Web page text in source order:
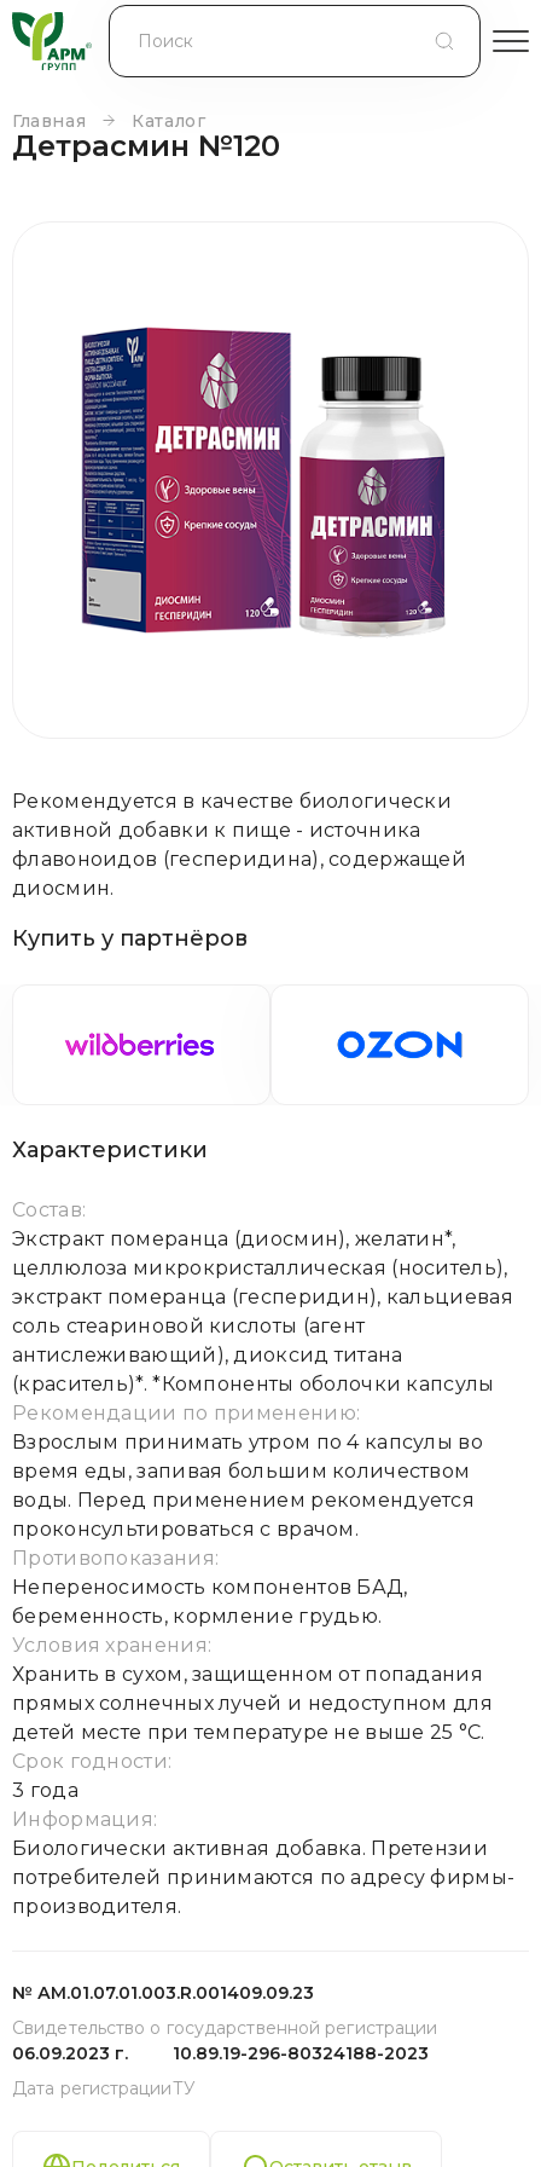
КОНТРАКТНОЕ ПРОИЗВОДСТВО
Главная Каталог
Детрасмин №120
Рекомендуется в качестве биологически
активной добавки к пище - источника
флавоноидов (гесперидина), содержащей
диосмин.
Купить у партнёров
Характеристики
Состав:
Экстракт померанца (диосмин), желатин*,
целлюлоза микрокристаллическая (носитель),
экстракт померанца (гесперидин), кальциевая
соль стеариновой кислоты (агент
антислеживающий), диоксид титана
(краситель)*. *Компоненты оболочки капсулы
Рекомендации по применению:
Взрослым принимать утром по 4 капсулы во
время еды, запивая большим количеством
воды. Перед применением рекомендуется
проконсультироваться с врачом.
Противопоказания:
Непереносимость компонентов БАД,
беременность, кормление грудью.
Условия хранения:
Хранить в сухом, защищенном от попадания
прямых солнечных лучей и недоступном для
детей месте при температуре не выше 25 °С.
Срок годности:
3 года
Информация:
Биологически активная добавка. Претензии
потребителей принимаются по адресу фирмы-
производителя.
№ АМ.01.07.01.003.R.001409.09.23
Свидетельство о государственной регистрации
06.09.2023 г.
Дата регистрации
10.89.19-296-80324188-2023
ТУ